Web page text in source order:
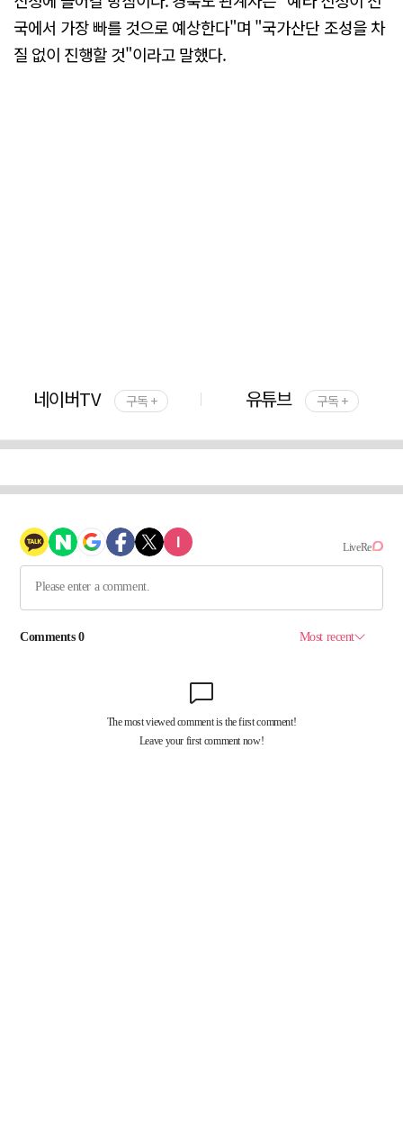
국에서 가장 빠를 것으로 예상한다"며 "국가산단 조성을 차
질 없이 진행할 것"이라고 말했다.
네이버TV 구독 + 유튜브 구독 +